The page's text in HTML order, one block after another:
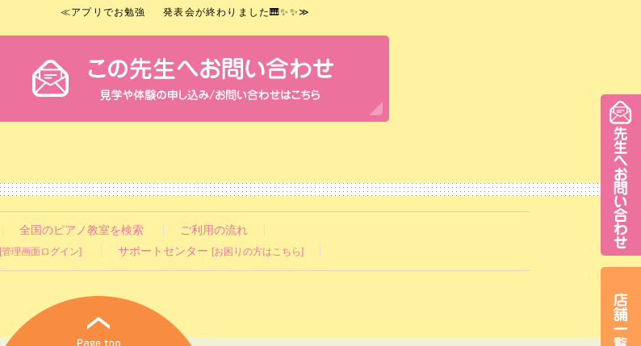
≪アプリでお勉強 発表会が終わりました🎹✨✨≫
全国のピアノ教室を検索
ご利用の流れ
[管理画面ログイン] サポートセンター [お困りの方はこちら]